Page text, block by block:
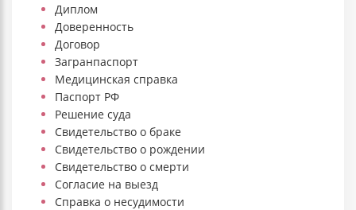
Диплом
Доверенность
Договор
Загранпаспорт
Медицинская справка
Паспорт РФ
Решение суда
Свидетельство о браке
Свидетельство о рождении
Свидетельство о смерти
Согласие на выезд
Справка о несудимости